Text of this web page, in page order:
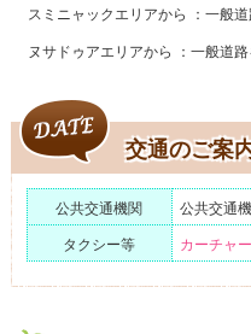
スミニャックエリアから
一般
ヌサドゥアエリアから
一般道
交通のご案
公共交通機関
公共交通
タクシー等
カーチャ